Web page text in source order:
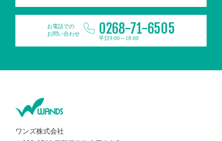
お電話での
お問い合わせ
0268-71-6505
平日9:00～18:00
ワンズ株式会社